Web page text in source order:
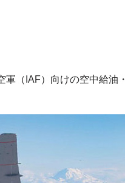
（IAF）向けの空中給油